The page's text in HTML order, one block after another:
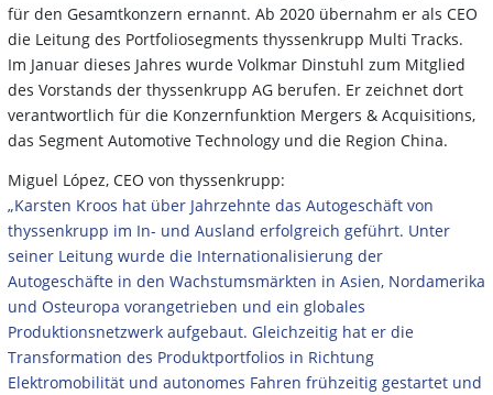
für den Gesamtkonzern ernannt. Ab 2020 übernahm er als CEO
die Leitung des Portfoliosegments thyssenkrupp Multi Tracks.
Im Januar dieses Jahres wurde Volkmar Dinstuhl zum Mitglied
des Vorstands der thyssenkrupp AG berufen. Er zeichnet dort
verantwortlich für die Konzernfunktion Mergers & Acquisitions,
das Segment Automotive Technology und die Region China.
Miguel López, CEO von thyssenkrupp:
„Karsten Kroos hat über Jahrzehnte das Autogeschäft von
thyssenkrupp im In- und Ausland erfolgreich geführt. Unter
seiner Leitung wurde die Internationalisierung der
Autogeschäfte in den Wachstumsmärkten in Asien, Nordamerika
und Osteuropa vorangetrieben und ein globales
Produktionsnetzwerk aufgebaut. Gleichzeitig hat er die
Transformation des Produktportfolios in Richtung
Elektromobilität und autonomes Fahren frühzeitig gestartet und